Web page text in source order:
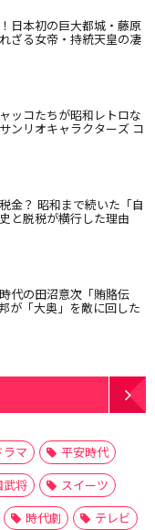
日本初の巨大都城・藤原
ざる女帝・持統天皇の凄
ッコたちが昭和レトロな
ンリオキャラクターズ コ
金？ 昭和まで続いた「自
と脱税が横行した理由
代の田沼意次「賄賂伝
が「大奥」を敵に回した
マ
平安時代
武将
スイーツ
時代劇
テレビ